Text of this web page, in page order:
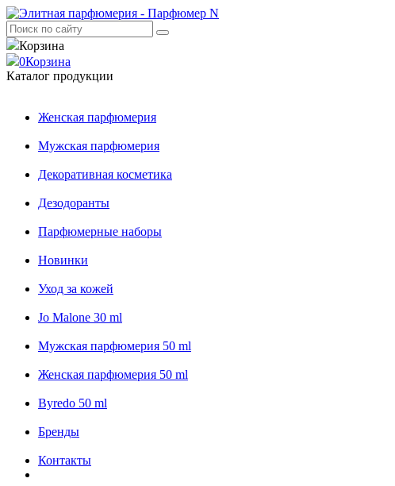
Корзина
0Корзина
Каталог продукции
Женская парфюмерия
Мужская парфюмерия
Декоративная косметика
Дезодоранты
Парфюмерные наборы
Новинки
Уход за кожей
Jo Malone 30 ml
Мужская парфюмерия 50 ml
Женская парфюмерия 50 ml
Byredo 50 ml
Бренды
Контакты